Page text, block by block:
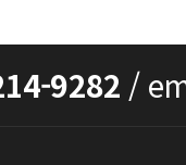
9282 /